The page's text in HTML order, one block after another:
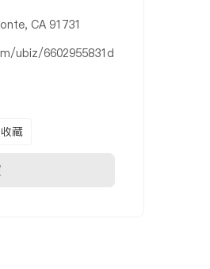
CA 91731
ubiz/6602955831d
收藏